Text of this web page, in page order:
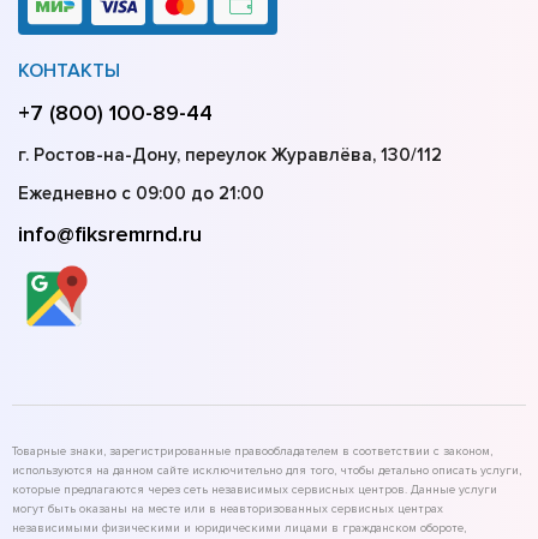
КОНТАКТЫ
+7 (800) 100-89-44
г. Ростов-на-Дону, переулок Журавлёва, 130/112
Ежедневно с 09:00 до 21:00
info@fiksremrnd.ru
Товарные знаки, зарегистрированные правообладателем в соответствии с законом,
используются на данном сайте исключительно для того, чтобы детально описать услуги,
которые предлагаются через сеть независимых сервисных центров. Данные услуги
могут быть оказаны на месте или в неавторизованных сервисных центрах
независимыми физическими и юридическими лицами в гражданском обороте,